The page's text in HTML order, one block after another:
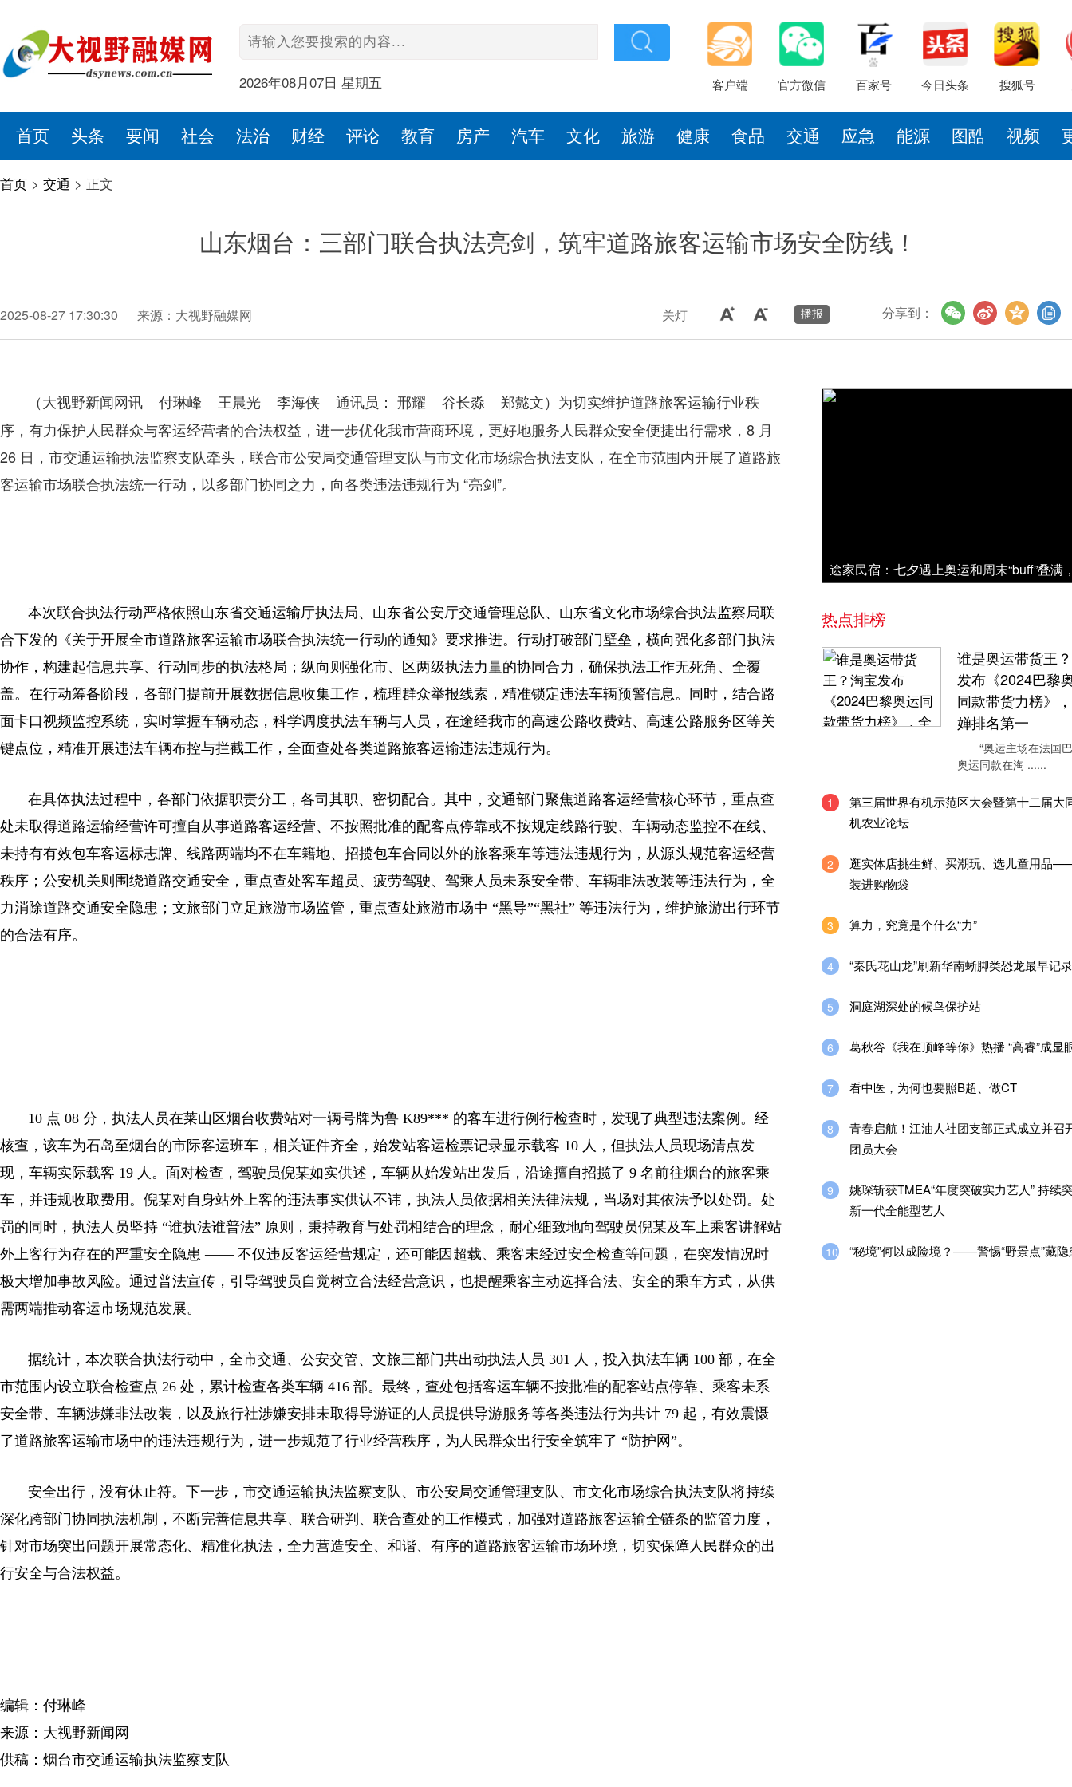
2026年08月07日 星期五 客户端 官方微信 百家号 今日头条 搜狐号
首页 头条 要闻 社会 法治 财经 评论 教育 房产 汽车 文化 旅游 健康 食品 交通 应急 能源 图酷 视频
首页 > 交通 > 正文
山东烟台：三部门联合执法亮剑，筑牢道路旅客运输市场安全防线！
2025-08-27 17:30:30 来源：大视野融媒网 关灯 分享到：
（大视野新闻网讯 付琳峰 王晨光 李海侠 通讯员： 邢耀 谷长淼 郑懿文） 为切实维护道路旅客运输行业秩
序，有力保护人民群众与客运经营者的合法权益，进一步优化我市营商环境，更好地服务人民群众安全便捷出行需求，8 月
26 日，市交通运输执法监察支队牵头，联合市公安局交通管理支队与市文化市场综合执法支队，在全市范围内开展了道路旅
客运输市场联合执法统一行动，以多部门协同之力，向各类违法违规行为 “亮剑”。
本次联合执法行动严格依照山东省交通运输厅执法局、山东省公安厅交通管理总队、山东省文化市场综合执法监察局联
合下发的《关于开展全市道路旅客运输市场联合执法统一行动的通知》要求推进。行动打破部门壁垒，横向强化多部门执法
协作，构建起信息共享、行动同步的执法格局；纵向则强化市、区两级执法力量的协同合力，确保执法工作无死角、全覆
盖。在行动筹备阶段，各部门提前开展数据信息收集工作，梳理群众举报线索，精准锁定违法车辆预警信息。同时，结合路
面卡口视频监控系统，实时掌握车辆动态，科学调度执法车辆与人员，在途经我市的高速公路收费站、高速公路服务区等关
键点位，精准开展违法车辆布控与拦截工作，全面查处各类道路旅客运输违法违规行为。
在具体执法过程中，各部门依据职责分工，各司其职、密切配合。其中，交通部门聚焦道路客运经营核心环节，重点查
处未取得道路运输经营许可擅自从事道路客运经营、不按照批准的配客点停靠或不按规定线路行驶、车辆动态监控不在线、
未持有有效包车客运标志牌、线路两端均不在车籍地、招揽包车合同以外的旅客乘车等违法违规行为，从源头规范客运经营
秩序；公安机关则围绕道路交通安全，重点查处客车超员、疲劳驾驶、驾乘人员未系安全带、车辆非法改装等违法行为，全
力消除道路交通安全隐患；文旅部门立足旅游市场监管，重点查处旅游市场中 “黑导”“黑社” 等违法行为，维护旅游出行环节
的合法有序。
10 点 08 分，执法人员在莱山区烟台收费站对一辆号牌为鲁 K89*** 的客车进行例行检查时，发现了典型违法案例。经
核查，该车为石岛至烟台的市际客运班车，相关证件齐全，始发站客运检票记录显示载客 10 人，但执法人员现场清点发
现，车辆实际载客 19 人。面对检查，驾驶员倪某如实供述，车辆从始发站出发后，沿途擅自招揽了 9 名前往烟台的旅客乘
车，并违规收取费用。倪某对自身站外上客的违法事实供认不讳，执法人员依据相关法律法规，当场对其依法予以处罚。处
罚的同时，执法人员坚持 “谁执法谁普法” 原则，秉持教育与处罚相结合的理念，耐心细致地向驾驶员倪某及车上乘客讲解站
外上客行为存在的严重安全隐患 —— 不仅违反客运经营规定，还可能因超载、乘客未经过安全检查等问题，在突发情况时
极大增加事故风险。通过普法宣传，引导驾驶员自觉树立合法经营意识，也提醒乘客主动选择合法、安全的乘车方式，从供
需两端推动客运市场规范发展。
据统计，本次联合执法行动中，全市交通、公安交管、文旅三部门共出动执法人员 301 人，投入执法车辆 100 部，在全
市范围内设立联合检查点 26 处，累计检查各类车辆 416 部。最终，查处包括客运车辆不按批准的配客站点停靠、乘客未系
安全带、车辆涉嫌非法改装，以及旅行社涉嫌安排未取得导游证的人员提供导游服务等各类违法行为共计 79 起，有效震慑
了道路旅客运输市场中的违法违规行为，进一步规范了行业经营秩序，为人民群众出行安全筑牢了 “防护网”。
安全出行，没有休止符。下一步，市交通运输执法监察支队、市公安局交通管理支队、市文化市场综合执法支队将持续
深化跨部门协同执法机制，不断完善信息共享、联合研判、联合查处的工作模式，加强对道路旅客运输全链条的监管力度，
针对市场突出问题开展常态化、精准化执法，全力营造安全、和谐、有序的道路旅客运输市场环境，切实保障人民群众的出
行安全与合法权益。
编辑：付琳峰
来源：大视野新闻网
供稿：烟台市交通运输执法监察支队
热点排榜
谁是奥运带货王
发布《2024巴黎
同款带货力榜》
婵排名第一
“奥运主场在法国
奥运同款在淘 ......
1
第三届世界有机示范区大会暨第十二届大
机农业论坛
2
逛实体店挑生鲜、买潮玩、选儿童用品
装进购物袋
3 算力，究竟是个什么“力”
4 “秦氏花山龙”刷新华南蜥脚类恐龙最早记录
5 洞庭湖深处的候鸟保护站
6 葛秋谷《我在顶峰等你》热播 “高睿”成显
7 看中医，为何也要照B超、做CT
8
青春启航！江油人社团支部正式成立并召
团员大会
9
姚琛斩获TMEA“年度突破实力艺人” 持续
新一代全能型艺人
10 “秘境”何以成险境？——警惕“野景点”藏隐